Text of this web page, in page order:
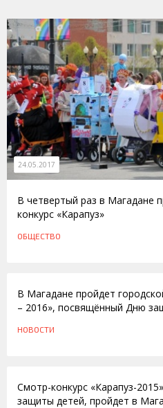
24.05.2017
В четвертый раз в Магадане
конкурс «Карапуз»
ОБЩЕСТВО
В Магадане пройдет
– 2016», посвящённый Дню
НОВОСТИ
Смотр-конкурс «Карапуз-
защиты детей, пройдет в